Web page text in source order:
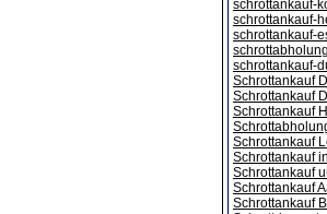
schrottankauf-
schrottankauf-
schrottankauf-
schrottankauf-
Schrottankauf
Schrottankauf
Schrottankauf
Schrottankauf
Schrottankauf
Schrottankauf
Schrottankauf
Schrottankauf